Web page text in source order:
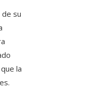
su
la